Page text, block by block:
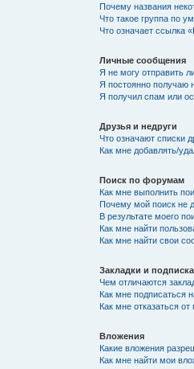
Почему названия
Что такое группа по
Что означает ссылка
Личные сообщения
Я не могу отправить
Я постоянно получаю
Я получил спам или
Друзья и недруги
Что означают списки
Как мне добавлять/
Поиск по форумам
Как мне выполнить
Почему мой поиск не
В результате моего
Как мне найти
Как мне найти свои
Закладки и
Чем отличаются
Как мне подписаться
Как мне отказаться от
Вложения
Какие вложения
Как мне найти мои